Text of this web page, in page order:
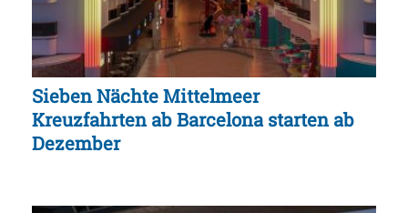
Sieben Nächte Mittelmeer
Kreuzfahrten ab Barcelona starten ab
Dezember